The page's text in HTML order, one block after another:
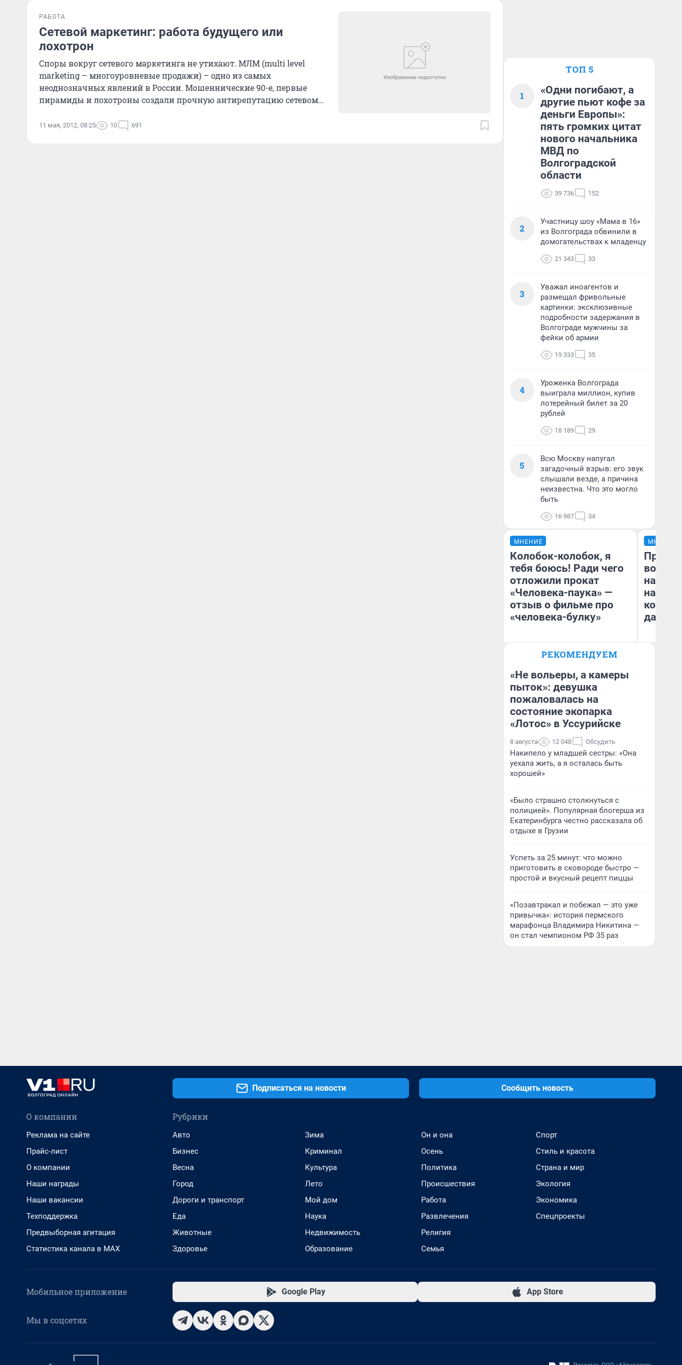
РАБОТА
Сетевой маркетинг: работа будущего или
лохотрон
Споры вокруг сетевого маркетинга не утихают. МЛМ (multi level
marketing – многоуровневые продажи) – одно из самых
неоднозначных явлений в России. Мошеннические 90-е, первые
пирамиды и лохотроны создали прочную антирепутацию сетевому
11 мая, 2012, 08:25 10 691
ТОП 5
1
«Одни погибают, а
другие пьют кофе за
деньги Европы»:
пять громких цитат
нового начальника
МВД по
Волгоградской
области
39 736 152
2
Участницу шоу «Мама в 16»
из Волгограда обвинили в
домогательствах к младенцу
21 343 33
3
Уважал иноагентов и
размещал фривольные
картинки: эксклюзивные
подробности задержания в
Волгограде мужчины за
фейки об армии
19 333 35
4
Уроженка Волгограда
выиграла миллион, купив
лотерейный билет за 20
рублей
18 189 29
5
Всю Москву напугал
загадочный взрыв: его звук
слышали везде, а причина
неизвестна. Что это могло
быть
16 987 34
МНЕНИЕ
Колобок-колобок, я
тебя боюсь! Ради чего
отложили прокат
«Человека-паука» —
отзыв о фильме про
«человека-булку»
Надежда Губарь
МНЕНИЕ
нам
даже
РЕКОМЕНДУЕМ
«Не вольеры, а камеры
пыток»: девушка
пожаловалась на
состояние экопарка
«Лотос» в Уссурийске
8 августа 12 048 Обсудить
Накипело у младшей сестры: «Она
уехала жить, а я осталась быть
хорошей»
«Было страшно столкнуться с
полицией». Популярная блогерша из
Екатеринбурга честно рассказала об
отдыхе в Грузии
Успеть за 25 минут: что можно
приготовить в сковороде быстро —
простой и вкусный рецепт пиццы
«Позавтракал и побежал — это уже
привычка»: история пермского
марафонца Владимира Никитина —
он стал чемпионом РФ 35 раз
Подписаться на новости Сообщить новость
О компании
Реклама на сайте
Прайс-лист
О компании
Наши награды
Наши вакансии
Техподдержка
Предвыборная агитация
Статистика канала в MAX
Рубрики
Авто
Бизнес
Весна
Город
Дороги и транспорт
Еда
Животные
Здоровье
Зима
Криминал
Культура
Лето
Мой дом
Наука
Недвижимость
Образование
Он и она
Осень
Политика
Происшествия
Работа
Развлечения
Религия
Семья
Спорт
Стиль и красота
Страна и мир
Экология
Экономика
Спецпроекты
Мобильное приложение Google Play App Store
Мы в соцсетях